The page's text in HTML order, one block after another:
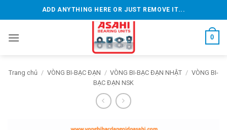
qua
dung
ADD ANYTHING HERE OR JUST REMOVE IT...
0
Trang chủ / VÒNG BI-BẠC ĐẠN / VÒNG BI-BẠC ĐẠN NHẬT / VÒNG BI-
BẠC ĐẠN NSK